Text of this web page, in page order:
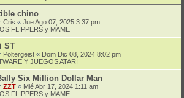
chino
Cris « Jue Ago 07, 2025 3:37 pm
FLIPPERS y MAME
ST
Poltergeist « Dom Dic 08, 2024 8:02 pm
Y JUEGOS ATARI
Six Million Dollar Man
ZZT « Mié Abr 17, 2024 1:11 am
FLIPPERS y MAME